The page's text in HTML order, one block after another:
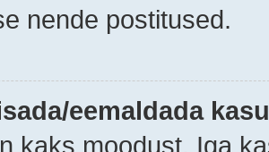
nende postitused.
eemaldada
kaks moodust. Iga